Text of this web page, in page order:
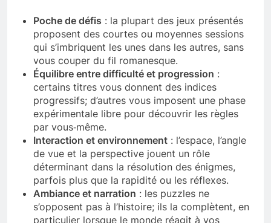
Poche de défis : la plupart des jeux présentés
proposent des courtes ou moyennes sessions
qui s’imbriquent les unes dans les autres, sans
vous couper du fil romanesque.
Équilibre entre difficulté et progression :
certains titres vous donnent des indices
progressifs; d’autres vous imposent une phase
expérimentale libre pour découvrir les règles
par vous‑même.
Interaction et environnement : l’espace, l’angle
de vue et la perspective jouent un rôle
déterminant dans la résolution des énigmes,
parfois plus que la rapidité ou les réflexes.
Ambiance et narration : les puzzles ne
s’opposent pas à l’histoire; ils la complètent, en
particulier lorsque le monde réagit à vos